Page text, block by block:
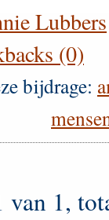
Lubbers
(0)
bijdrage:
van 1,